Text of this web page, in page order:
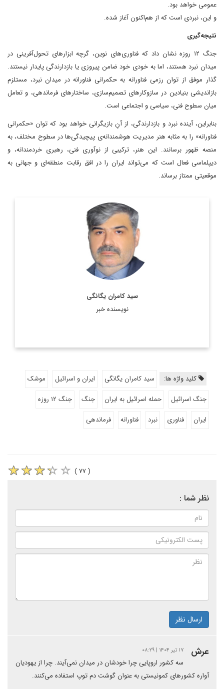
عمومی خواهد بود.
و این، نبردی است که از هم‌اکنون آغاز شده.
نتیجه‌گیری
جنگ ۱۲ روزه نشان داد که فناوری‌های نوین، گرچه ابزارهای تحول‌آفرینی در
میدان نبرد هستند، اما به خودی خود ضامن پیروزی یا بازدارندگی پایدار نیستند.
گذار موفق از توان رزمی فناورانه به حکمرانی فناورانه در میدان نبرد، مستلزم
بازاندیشی بنیادین در سازوکارهای تصمیم‌سازی، ساختارهای فرماندهی، و تعامل
میان سطوح فنی، سیاسی و اجتماعی است.
بنابراین، آینده نبرد و بازدارندگی، از آنِ بازیگرانی خواهد بود که توان «حکمرانی
فناورانه» را به مثابه هنر مدیریت هوشمندانه‌ی پیچیدگی‌ها در سطوح مختلف، به
منصه ظهور برسانند. این هنر، ترکیبی از نوآوری فنی، رهبری خردمندانه، و
دیپلماسی فعال است که می‌تواند ایران را در افق رقابت منطقه‌ای و جهانی به
موقعیتی ممتاز برساند.
سید کامران یگانگی
نویسنده خبر
پژوهشگر گروه علوم شناختی، فن آوری و حکمرانی
اطلاعات بیشتر
کلید واژه ها: سید کامران یگانگی ایران و اسرائیل
موشک
جنگ اسرائیل
حمله اسرائیل به ایران جنگ
جنگ ۱۲ روزه
ایران
فناوری نبرد فناورانه فرماندهی
( ۷۷ )
نظر شما :
ارسال نظر
عرش ۱۷ تیر ۱۴۰۴ | ۰۸:۲۹
سه کشور اروپایی چرا خودشان در میدان نمی‌آیند. چرا از یهودیان
آواره کشورهای کمونیستی به عنوان گوشت دم توپ استفاده می‌کنند.